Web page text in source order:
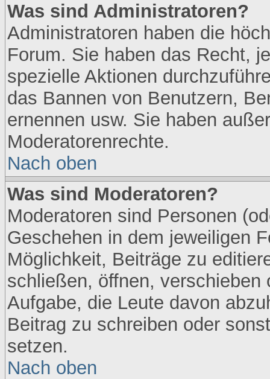
Was sind Administratoren?
Administratoren haben die
Forum. Sie haben das Recht,
spezielle Aktionen
das Bannen von Benutzern,
ernennen usw. Sie haben
Moderatorenrechte.
Nach oben
Was sind Moderatoren?
Moderatoren sind Personen
Geschehen in dem jeweiligen
Möglichkeit, Beiträge zu
schließen, öffnen, verschieben
Aufgabe, die Leute davon
Beitrag zu schreiben oder
setzen.
Nach oben